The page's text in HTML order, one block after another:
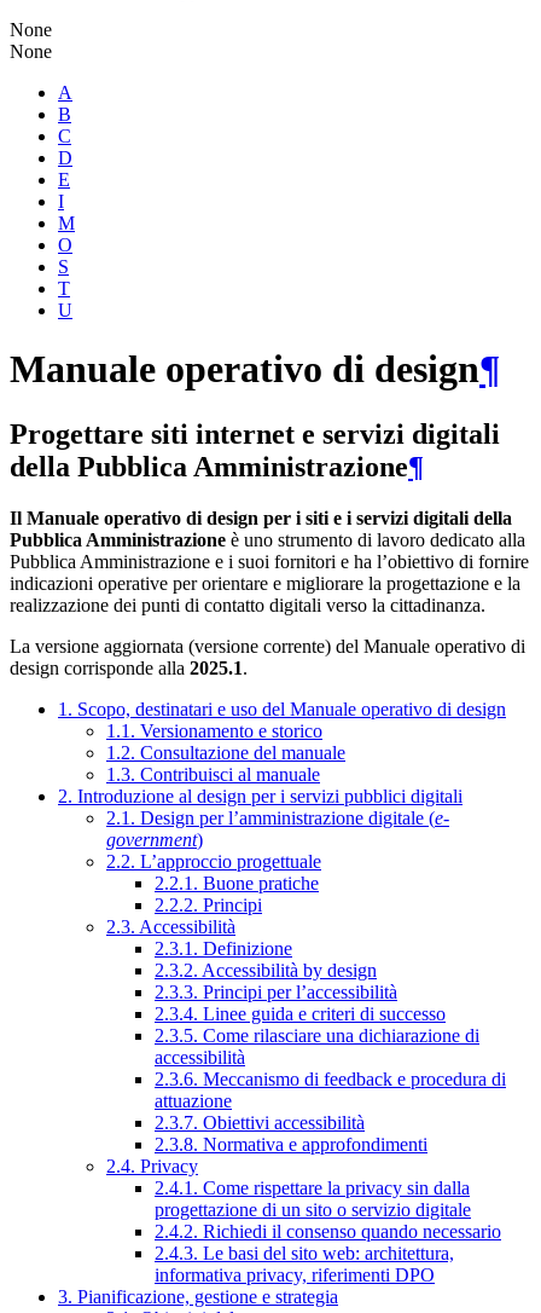
None
None
A
B
C
D
E
I
M
O
S
T
U
Manuale operativo di design¶
Progettare siti internet e servizi digitali
della Pubblica Amministrazione¶
Il Manuale operativo di design per i siti e i servizi digitali della
Pubblica Amministrazione è uno strumento di lavoro dedicato alla
Pubblica Amministrazione e i suoi fornitori e ha l’obiettivo di fornire
indicazioni operative per orientare e migliorare la progettazione e la
realizzazione dei punti di contatto digitali verso la cittadinanza.
La versione aggiornata (versione corrente) del Manuale operativo di
design corrisponde alla 2025.1.
1. Scopo, destinatari e uso del Manuale operativo di design
1.1. Versionamento e storico
1.2. Consultazione del manuale
1.3. Contribuisci al manuale
2. Introduzione al design per i servizi pubblici digitali
2.1. Design per l’amministrazione digitale (e-
government)
2.2. L’approccio progettuale
2.2.1. Buone pratiche
2.2.2. Principi
2.3. Accessibilità
2.3.1. Definizione
2.3.2. Accessibilità by design
2.3.3. Principi per l’accessibilità
2.3.4. Linee guida e criteri di successo
2.3.5. Come rilasciare una dichiarazione di
accessibilità
2.3.6. Meccanismo di feedback e procedura di
attuazione
2.3.7. Obiettivi accessibilità
2.3.8. Normativa e approfondimenti
2.4. Privacy
2.4.1. Come rispettare la privacy sin dalla
progettazione di un sito o servizio digitale
2.4.2. Richiedi il consenso quando necessario
2.4.3. Le basi del sito web: architettura,
informativa privacy, riferimenti DPO
3. Pianificazione, gestione e strategia